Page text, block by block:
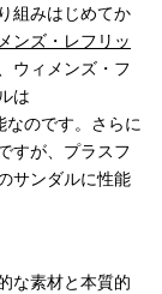
組みはじめてか
ンズ・レフリッ
ウィメンズ・フ
は
のです。さらに
すが、プラスフ
サンダルに性能
な素材と本質的